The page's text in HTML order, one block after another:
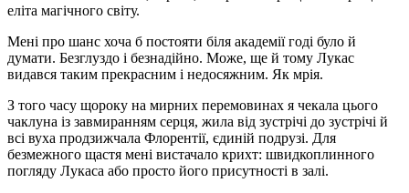
еліта магічного світу.
Мені про шанс хоча б постояти біля академії годі було й
думати. Безглуздо і безнадійно. Може, ще й тому Лукас
видався таким прекрасним і недосяжним. Як мрія.
З того часу щороку на мирних перемовинах я чекала цього
чаклуна із завмиранням серця, жила від зустрічі до зустрічі й
всі вуха продзижчала Флорентії, єдиній подрузі. Для
безмежного щастя мені вистачало крихт: швидкоплинного
погляду Лукаса або просто його присутності в залі.